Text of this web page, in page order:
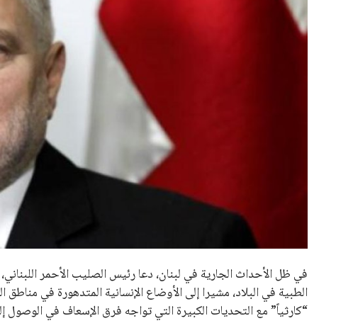
المرأة والجمال
في ظل الأحداث الجارية في لبنان، دعا رئيس الصليب الأحمر
الطبية في البلاد، مشيرا إلى الأوضاع الإنسانية المتدهورة في
“كارثياً” مع التحديات الكبيرة التي تواجه فرق الإسعاف في الوصول